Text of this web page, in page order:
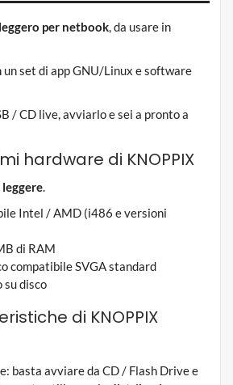
per netbook, da usare in
un set di app GNU/Linux e software
/ CD live, avviarlo e sei a pronto a
hardware di KNOPPIX
leggere.
Intel / AMD (i486 e versioni
di RAM
compatibile SVGA standard
su disco
di KNOPPIX
basta avviare da CD / Flash Drive e